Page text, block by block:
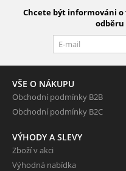
Chcete být informováni o
VŠE O NÁKUPU
Obchodní podmínky B2B
Obchodní podmínky B2C
VÝHODY A SLEVY
Zboží v akci
Výhodná nabídka